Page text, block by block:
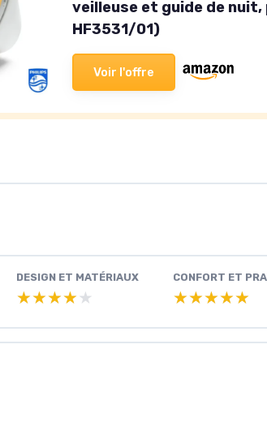
veilleuse et guide de nuit,
HF3531/01)
Voir l'offre
DESIGN ET MATÉRIAUX
★★★★★
★★★★★
CONFORT ET
★★★★★
★★★★★